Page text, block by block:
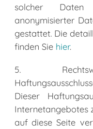
solcher
anonymisierter
gestattet. Die
finden Sie hier.
5.
Dieser
Internetangebotes
auf diese Seite